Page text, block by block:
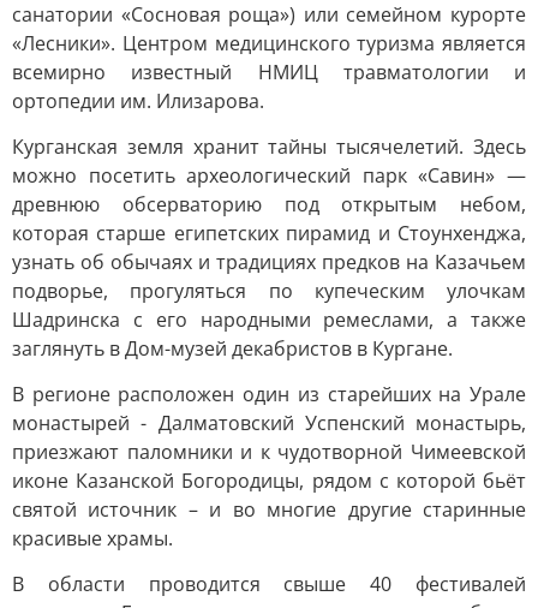
санатории «Сосновая роща») или семейном курорте
«Лесники». Центром медицинского туризма является
всемирно известный НМИЦ травматологии и
ортопедии им. Илизарова.
Курганская земля хранит тайны тысячелетий. Здесь
можно посетить археологический парк «Савин» —
древнюю обсерваторию под открытым небом,
которая старше египетских пирамид и Стоунхенджа,
узнать об обычаях и традициях предков на Казачьем
подворье, прогуляться по купеческим улочкам
Шадринска с его народными ремеслами, а также
заглянуть в Дом-музей декабристов в Кургане.
В регионе расположен один из старейших на Урале
монастырей - Далматовский Успенский монастырь,
приезжают паломники и к чудотворной Чимеевской
иконе Казанской Богородицы, рядом с которой бьёт
святой источник – и во многие другие старинные
красивые храмы.
В области проводится свыше 40 фестивалей